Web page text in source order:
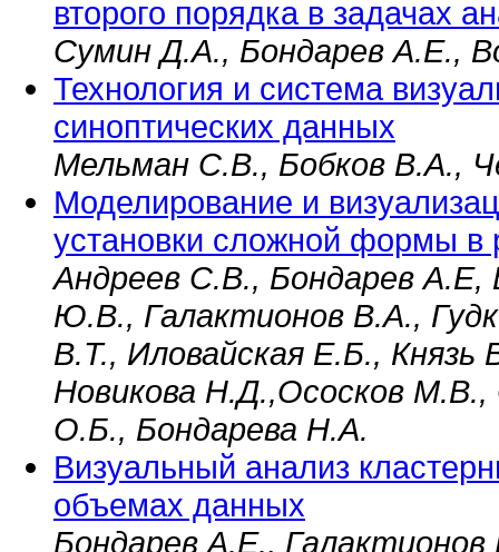
второго порядка в задачах
Сумин Д.А., Бондарев А.Е.,
Технология и система
синоптических данных
Мельман С.В., Бобков В.А.,
Моделирование и
установки сложной формы в
Андреев С.В., Бондарев А.Е,
Ю.В., Галактионов В.А.,
В.Т., Иловайская Е.Б., Князь
Новикова Н.Д.,Ососков
О.Б., Бондарева Н.А.
Визуальный анализ
объемах данных
Бондарев А.Е., Галактионов